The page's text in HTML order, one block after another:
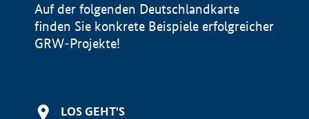
Auf der folgenden Deutschlandkarte
finden Sie konkrete Beispiele erfolgreicher
GRW-Projekte!
LOS GEHT'S